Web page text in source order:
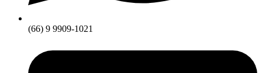
(66) 9 9909-1021